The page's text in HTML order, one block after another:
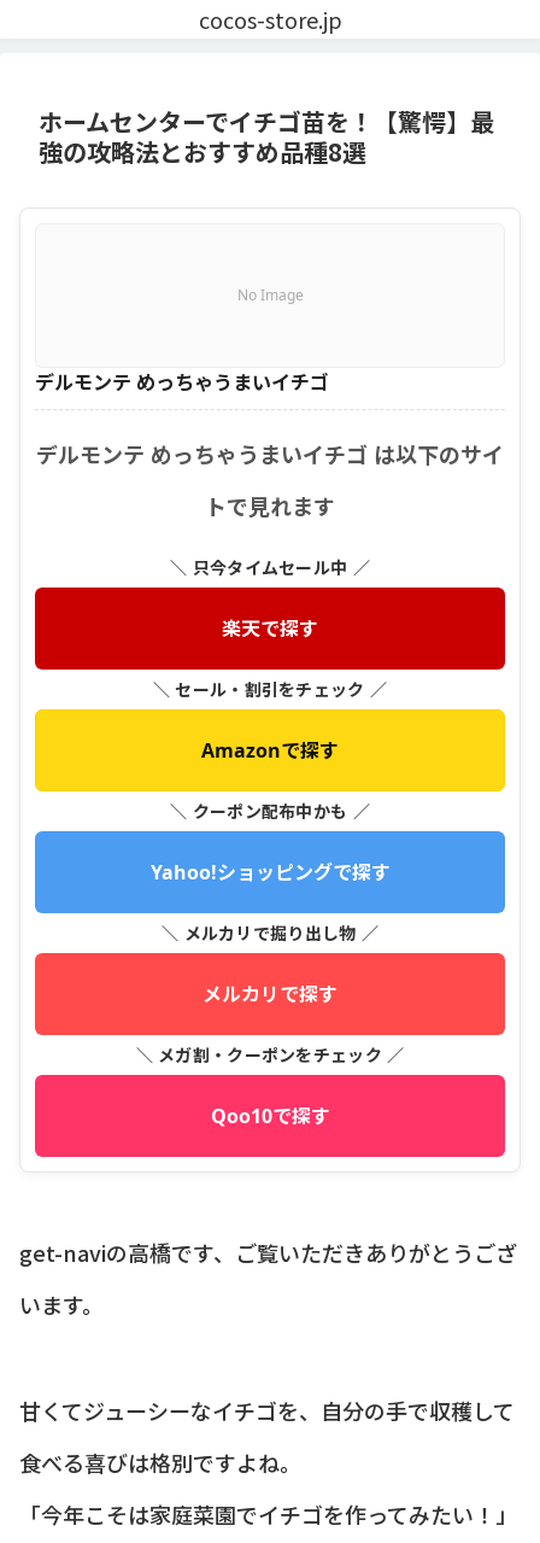
cocos-store.jp
ホームセンターでイチゴ苗を！【驚愕】最
強の攻略法とおすすめ品種8選
No Image
デルモンテ めっちゃうまいイチゴ
デルモンテ めっちゃうまいイチゴ は以下のサイ
トで見れます
＼ 只今タイムセール中 ／
楽天で探す
＼ セール・割引をチェック ／
Amazonで探す
＼ クーポン配布中かも ／
Yahoo!ショッピングで探す
＼ メルカリで掘り出し物 ／
メルカリで探す
＼ メガ割・クーポンをチェック ／
Qoo10で探す
get-naviの高橋です、ご覧いただきありがとうござ
います。
甘くてジューシーなイチゴを、自分の手で収穫して
食べる喜びは格別ですよね。
「今年こそは家庭菜園でイチゴを作ってみたい！」